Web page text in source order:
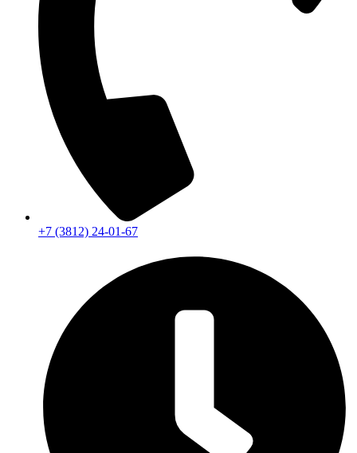
+7 (3812) 24-01-67